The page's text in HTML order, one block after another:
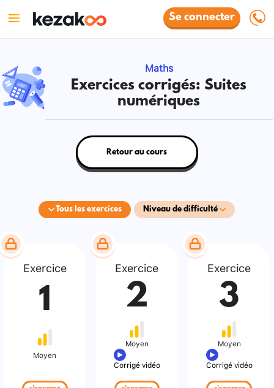
Se connecter
Maths
Exercices corrigés: Suites
numériques
Tous les exercices Niveau de difficulté
Retour au cours
Exercice
1
Moyen
Exercice
2
Moyen
Corrigé vidéo
Exercice
3
Moyen
Corrigé vidéo